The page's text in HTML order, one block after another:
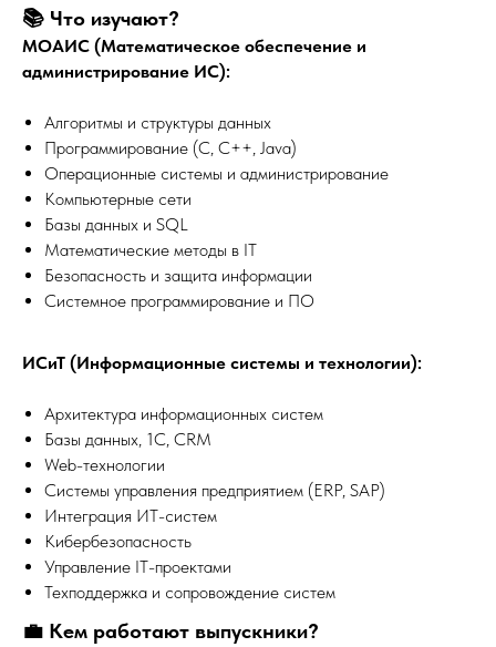
📚 Что изучают?
МОАИС (Математическое обеспечение и
администрирование ИС):
Алгоритмы и структуры данных
Программирование (C, C++, Java)
Операционные системы и администрирование
Компьютерные сети
Базы данных и SQL
Математические методы в IT
Безопасность и защита информации
Системное программирование и ПО
ИСиТ (Информационные системы и технологии):
Архитектура информационных систем
Базы данных, 1С, CRM
Web-технологии
Системы управления предприятием (ERP, SAP)
Интеграция ИТ-систем
Кибербезопасность
Управление IT-проектами
Техподдержка и сопровождение систем
💼 Кем работают выпускники?